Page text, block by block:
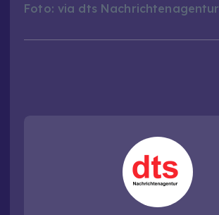
Foto: via dts Nachrichtenagentur